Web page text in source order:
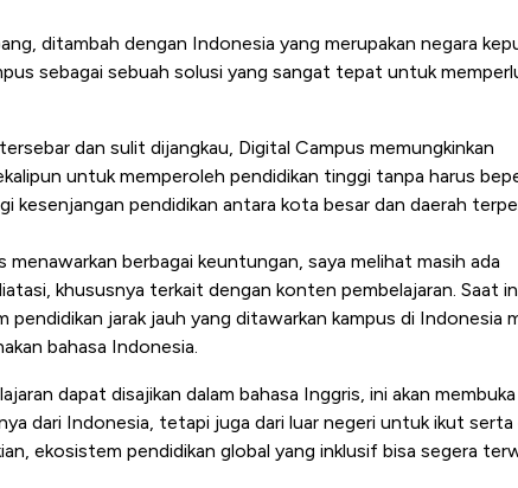
ditambah dengan Indonesia yang merupakan negara
sebagai sebuah solusi yang sangat tepat untuk
dan sulit dijangkau, Digital Campus memungkinkan
untuk memperoleh pendidikan tinggi tanpa harus
kesenjangan pendidikan antara kota besar dan daerah
menawarkan berbagai keuntungan, saya melihat masih ada
khususnya terkait dengan konten pembelajaran. Saat
pendidikan jarak jauh yang ditawarkan kampus di Indonesia
bahasa Indonesia.
dapat disajikan dalam bahasa Inggris, ini akan membuka
dari Indonesia, tetapi juga dari luar negeri untuk ikut serta
ekosistem pendidikan global yang inklusif bisa segera